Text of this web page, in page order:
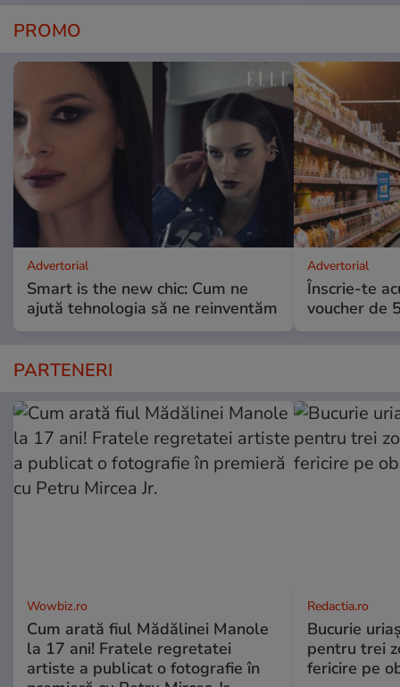
PROMO
Advertorial
Smart is the new chic: Cum ne
ajută tehnologia să ne reinventăm
Advertorial
Înscrie-te
voucher de
PARTENERI
Wowbiz.ro
Cum arată fiul Mădălinei Manole
la 17 ani! Fratele regretatei
artiste a publicat o fotografie în
Redactia.ro
Bucurie
pentru trei
fericire pe